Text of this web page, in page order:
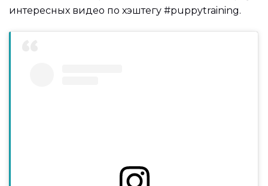
интересных видео по хэштегу #puppytraining.